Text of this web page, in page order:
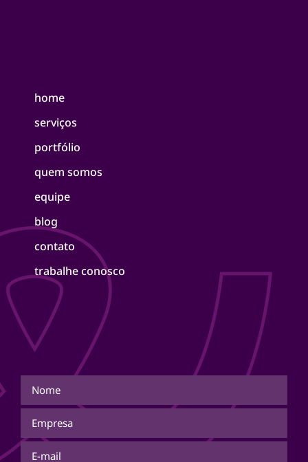
home
serviços
portfólio
quem somos
equipe
blog
contato
trabalhe conosco